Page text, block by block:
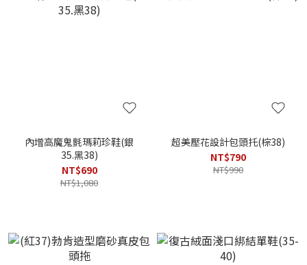
內增高魔鬼氈瑪莉珍鞋(銀
35.黑38)
NT$690
NT$1,080
超美壓花設計包頭托(棕38)
NT$790
NT$990